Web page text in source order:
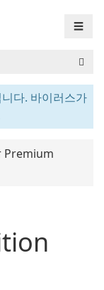
☰
다. 바이러스가
Premium